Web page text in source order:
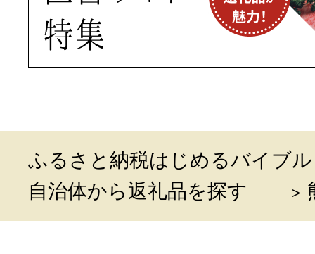
ふるさと納税はじめるバイブル
自治体から返礼品を探す